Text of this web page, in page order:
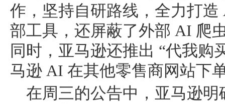
作，坚持自研路线，全力打造
部工具，还屏蔽了外部 AI 爬
同时，亚马逊还推出 “代我购
马逊 AI 在其他零售商网站下
在周三的公告中，亚马逊